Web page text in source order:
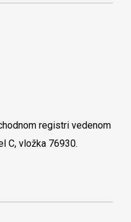
registri vedenom
C, vložka 76930.